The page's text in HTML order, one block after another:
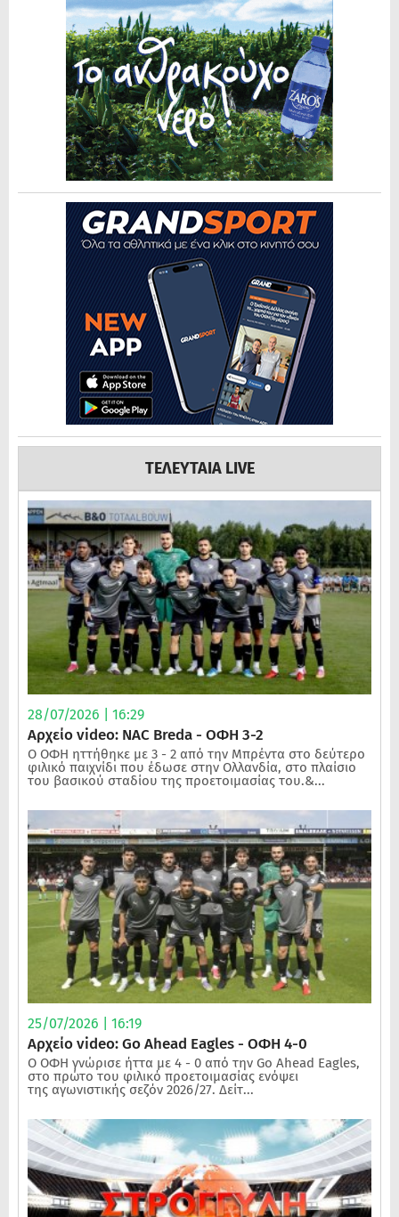
ΤΕΛΕΥΤΑΙΑ LIVE
28/07/2026 | 16:29
Αρχείο video: NAC Breda - ΟΦΗ 3-2
Ο ΟΦΗ ηττήθηκε με 3 - 2 από την Μπρέντα στο δεύτερο
φιλικό παιχνίδι που έδωσε στην Ολλανδία, στο πλαίσιο
του βασικού σταδίου της προετοιμασίας του.&...
25/07/2026 | 16:19
Αρχείο video: Go Ahead Eagles - ΟΦΗ 4-0
Ο ΟΦΗ γνώρισε ήττα με 4 - 0 από την Go Ahead Eagles,
στο πρώτο του φιλικό προετοιμασίας ενόψει
της αγωνιστικής σεζόν 2026/27. Δείτ...